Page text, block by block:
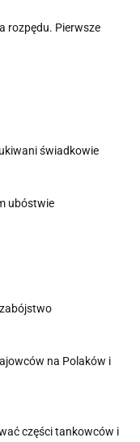
rozpędu. Pierwsze
świadkowie
ubóstwie
na Polaków i
części tankowców i